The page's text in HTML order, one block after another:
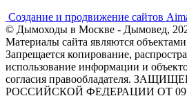
Создание и продвижение сайтов
© Дымоходы в Москве - Дымовед,
Материалы сайта являются объектами
Запрещается копирование,
использование информации и
согласия правообладателя.
РОССИЙСКОЙ ФЕДЕРАЦИИ ОТ